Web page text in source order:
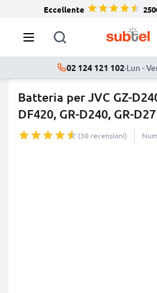
Eccellente
02 124 121 102·Lun -
Batteria per JVC GZ-
DF420, GR-D240, GR-D27
(30 recensioni)